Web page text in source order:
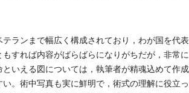
ランまで幅広く構成されており，わが国を代
すれば内容がばらばらになりがちだが，非常
いえる図については，執筆者が精魂込めて作
。術中写真も実に鮮明で，術式の理解に役立